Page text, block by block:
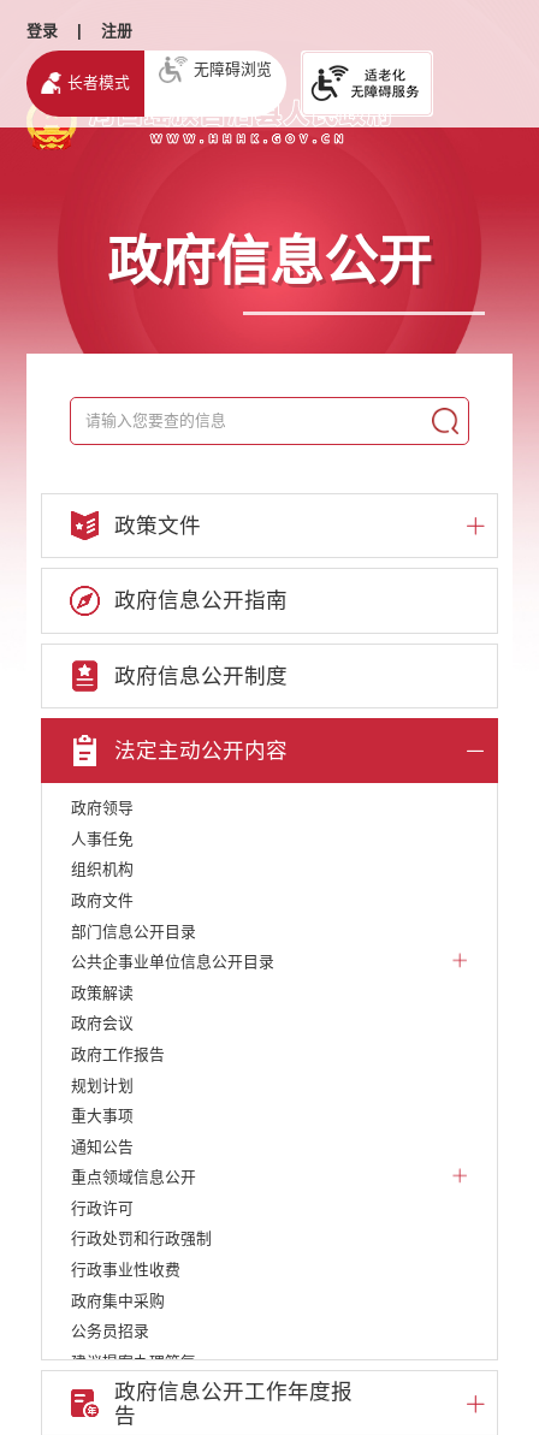
登录 | 注册
长者模式
无障碍浏览
政府信息公开
政策文件
政府信息公开指南
政府信息公开制度
法定主动公开内容
政府领导
人事任免
组织机构
政府文件
部门信息公开目录
公共企事业单位信息公开目录
政策解读
政府会议
政府工作报告
规划计划
重大事项
通知公告
重点领域信息公开
行政许可
行政处罚和行政强制
行政事业性收费
政府集中采购
公务员招录
建议提案办理答复
减税降费
重大决策
政府信息公开工作年度报
告